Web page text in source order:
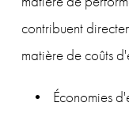
contribuent
matière de coûts
Économies